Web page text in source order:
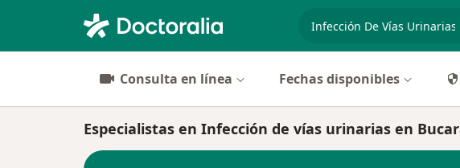
especialidad,
Consulta en línea Fechas disponibles
Especialistas en Infección de vías urinarias en